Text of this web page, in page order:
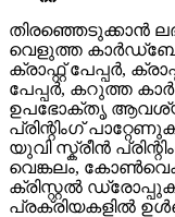
തിരഞ്ഞെടുക്കാൻ
വെളുത്ത
ക്രാഫ്റ്റ് പേപ്പർ,
പേപ്പർ, കറുത്ത
ഉപഭോക്തൃ
പ്രിന്റിംഗ്
യുവി സ്ക്രീൻ
വെങ്കലം,
ക്രിസ്റ്റൽ
പ്രക്രിയകളിൽ